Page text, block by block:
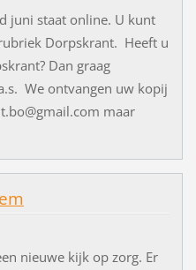
juni staat online. U kunt
Dorpskrant. Heeft u
Dan graag
We ontvangen uw kopij
maar
nieuwe kijk op zorg. Er